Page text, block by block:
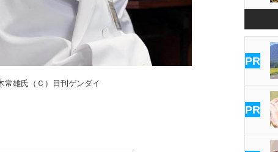
常雄氏（Ｃ）日刊ゲンダイ
PR
PR